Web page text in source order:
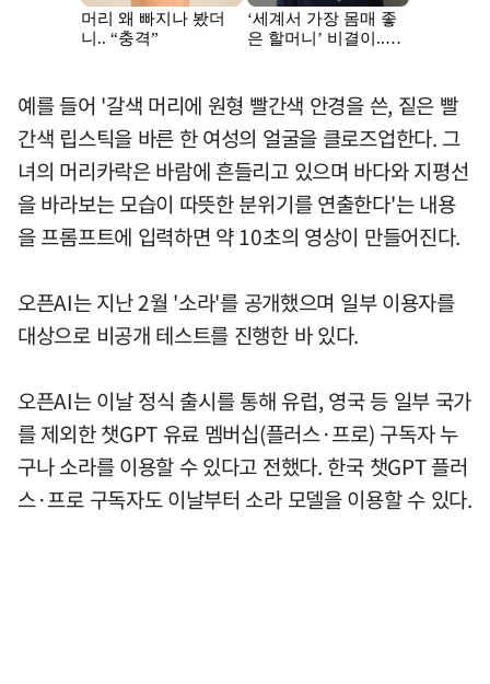
예를 들어 '갈색 머리에 원형 빨간색 안경을 쓴, 짙은 빨
간색 립스틱을 바른 한 여성의 얼굴을 클로즈업한다. 그
녀의 머리카락은 바람에 흔들리고 있으며 바다와 지평선
을 바라보는 모습이 따뜻한 분위기를 연출한다'는 내용
을 프롬프트에 입력하면 약 10초의 영상이 만들어진다.
오픈AI는 지난 2월 '소라'를 공개했으며 일부 이용자를
대상으로 비공개 테스트를 진행한 바 있다.
오픈AI는 이날 정식 출시를 통해 유럽, 영국 등 일부 국가
를 제외한 챗GPT 유료 멤버십(플러스·프로) 구독자 누
구나 소라를 이용할 수 있다고 전했다. 한국 챗GPT 플러
스·프로 구독자도 이날부터 소라 모델을 이용할 수 있다.